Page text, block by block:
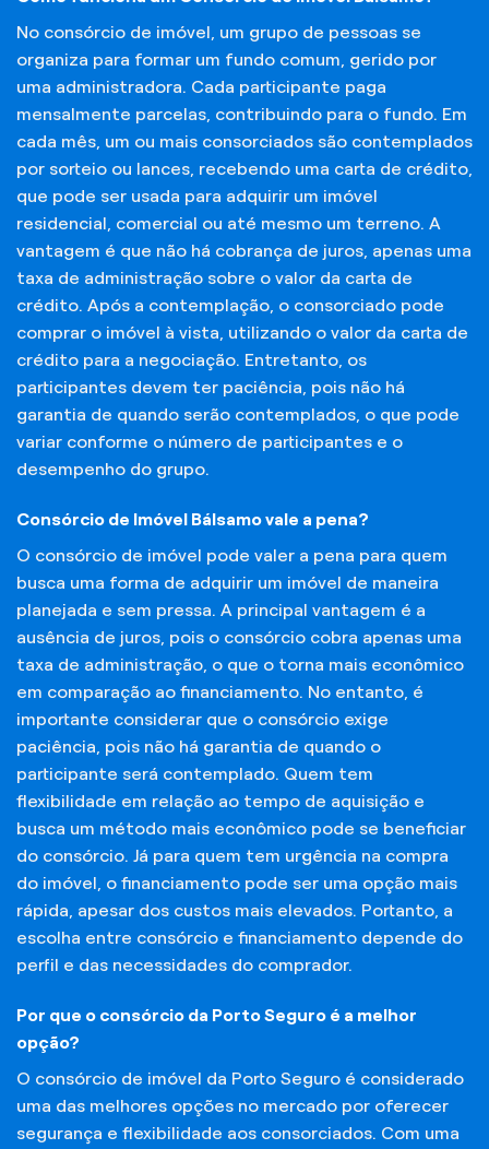
No consórcio de imóvel, um grupo de pessoas se
organiza para formar um fundo comum, gerido por
uma administradora. Cada participante paga
mensalmente parcelas, contribuindo para o fundo. Em
cada mês, um ou mais consorciados são contemplados
por sorteio ou lances, recebendo uma carta de crédito,
que pode ser usada para adquirir um imóvel
residencial, comercial ou até mesmo um terreno. A
vantagem é que não há cobrança de juros, apenas uma
taxa de administração sobre o valor da carta de
crédito. Após a contemplação, o consorciado pode
comprar o imóvel à vista, utilizando o valor da carta de
crédito para a negociação. Entretanto, os
participantes devem ter paciência, pois não há
garantia de quando serão contemplados, o que pode
variar conforme o número de participantes e o
desempenho do grupo.
Consórcio de Imóvel Bálsamo vale a pena?
O consórcio de imóvel pode valer a pena para quem
busca uma forma de adquirir um imóvel de maneira
planejada e sem pressa. A principal vantagem é a
ausência de juros, pois o consórcio cobra apenas uma
taxa de administração, o que o torna mais econômico
em comparação ao financiamento. No entanto, é
importante considerar que o consórcio exige
paciência, pois não há garantia de quando o
participante será contemplado. Quem tem
flexibilidade em relação ao tempo de aquisição e
busca um método mais econômico pode se beneficiar
do consórcio. Já para quem tem urgência na compra
do imóvel, o financiamento pode ser uma opção mais
rápida, apesar dos custos mais elevados. Portanto, a
escolha entre consórcio e financiamento depende do
perfil e das necessidades do comprador.
Por que o consórcio da Porto Seguro é a melhor
opção?
O consórcio de imóvel da Porto Seguro é considerado
uma das melhores opções no mercado por oferecer
segurança e flexibilidade aos consorciados. Com uma